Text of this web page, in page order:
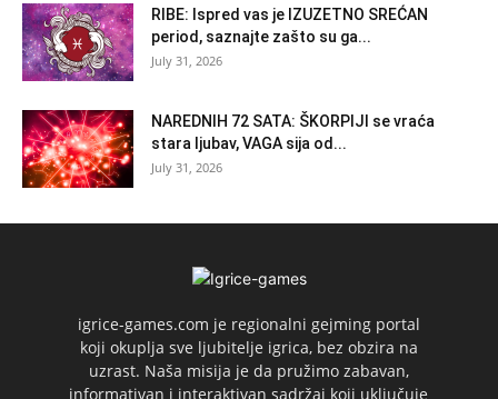
RIBE: Ispred vas je IZUZETNO SREĆAN
period, saznajte zašto su ga...
July 31, 2026
NAREDNIH 72 SATA: ŠKORPIJI se vraća
stara ljubav, VAGA sija od...
July 31, 2026
igrice-games.com je regionalni gejming portal
koji okuplja sve ljubitelje igrica, bez obzira na
uzrast. Naša misija je da pružimo zabavan,
informativan i interaktivan sadržaj koji uključuje